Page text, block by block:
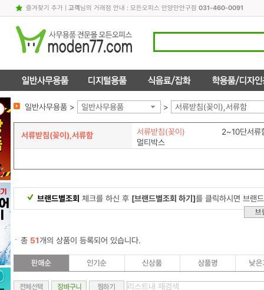
즐겨찾기 추가| 고객님의 거래점 안내 : 모든오피스 안양만안구점 031-460-0091
일반사무용품 > 일반사무용품 > 서류받침(꽂이),서류함
서류받침(꽂이),서류함 서류받침(꽂이)
2~10단서류
멀티박스
브랜드별조회 체크를 하신 후 [브랜드별조회 하기]를 클릭하시면 브랜
총 51개의 상품이 등록되어 있습니다.